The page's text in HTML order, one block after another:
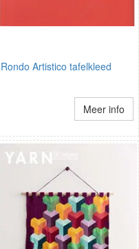
Rondo Artistico tafelkleed
Meer info